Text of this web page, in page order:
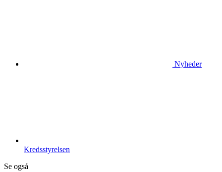
Nyheder
Kredsstyrelsen
Se også